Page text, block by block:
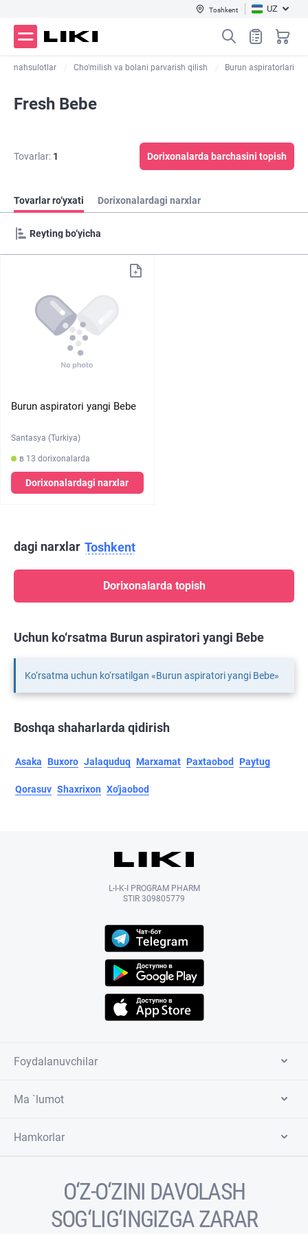
Toshkent UZ
mahsulotlar Cho'milish va bolani parvarish qilish Burun aspiratorlari
Fresh Bebe
Tovarlar: 1 Dorixonalarda barchasini topish
Tovarlar ro‘yxati Dorixonalardagi narxlar
Burun aspiratori yangi Bebe
Santasya (Turkiya)
в 13 dorixonalarda
Dorixonalardagi narxlar
dagi narxlar Toshkent
Dorixonalarda topish
Uchun ko‘rsatma Burun aspiratori yangi Bebe
Ko‘rsatma uchun ko‘rsatilgan «Burun aspiratori yangi Bebe»
Boshqa shaharlarda qidirish
Asaka Buxoro Jalaquduq Marxamat Paxtaobod Paytug
Qorasuv Shaxrixon Xo'jaobod
L-I-K-I PROGRAM PHARM
STIR 309805779
Foydalanuvchilar
Ma `lumot
Hamkorlar
O‘Z-O‘ZINI DAVOLASH
SOG‘LIG‘INGIZGA ZARAR